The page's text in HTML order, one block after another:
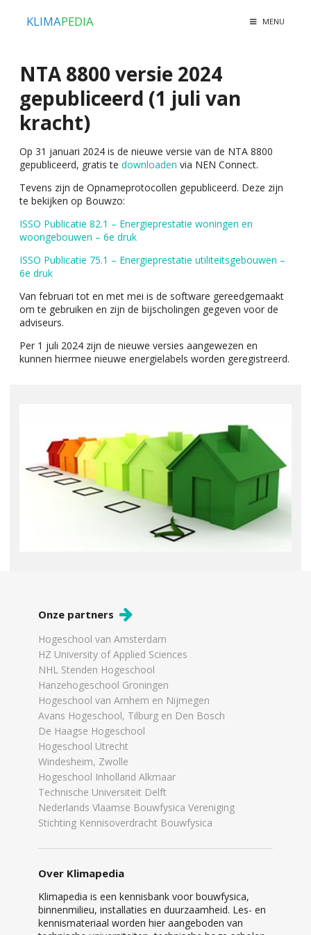
KLIMAPEDIA MENU
NTA 8800 versie 2024
gepubliceerd (1 juli van
kracht)
Op 31 januari 2024 is de nieuwe versie van de NTA 8800
gepubliceerd, gratis te downloaden via NEN Connect.
Tevens zijn de Opnameprotocollen gepubliceerd. Deze zijn
te bekijken op Bouwzo:
ISSO Publicatie 82.1 – Energieprestatie woningen en
woongebouwen – 6e druk
ISSO Publicatie 75.1 – Energieprestatie utiliteitsgebouwen –
6e druk
Van februari tot en met mei is de software gereedgemaakt
om te gebruiken en zijn de bijscholingen gegeven voor de
adviseurs.
Per 1 juli 2024 zijn de nieuwe versies aangewezen en
kunnen hiermee nieuwe energielabels worden geregistreerd.
Onze partners
Hogeschool van Amsterdam
HZ University of Applied Sciences
NHL Stenden Hogeschool
Hanzehogeschool Groningen
Hogeschool van Arnhem en Nijmegen
Avans Hogeschool, Tilburg en Den Bosch
De Haagse Hogeschool
Hogeschool Utrecht
Windesheim, Zwolle
Hogeschool Inholland Alkmaar
Technische Universiteit Delft
Nederlands Vlaamse Bouwfysica Vereniging
Stichting Kennisoverdracht Bouwfysica
Over Klimapedia
Klimapedia is een kennisbank voor bouwfysica,
binnenmilieu, installaties en duurzaamheid. Les- en
kennismateriaal worden hier aangeboden van